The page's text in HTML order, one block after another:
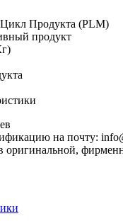
Продукта (PLM)
продукт
на почту:
оригинальной,